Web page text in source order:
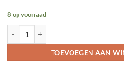
8 op voorraad
TOEVOEGEN AAN